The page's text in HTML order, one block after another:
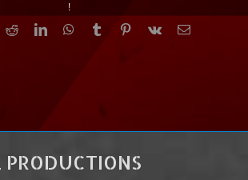
!
RedditLinkedInWhatsApp
TumblrPinterest
Vk Email